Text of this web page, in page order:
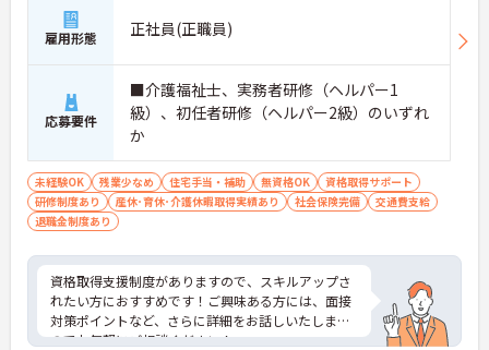
雇用形態 正社員(正職員)
応募要件
■介護福祉士、実務者研修（ヘルパー1
級）、初任者研修（ヘルパー2級）のいずれ
か
未経験OK 残業少なめ 住宅手当・補助 無資格OK
資格取得サポート
研修制度あり
産休･育休･介護休暇取得実績あり 社会保険完備
交通費支給
退職金制度あり
資格取得支援制度がありますので、スキルアップさ
れたい方におすすめです！ご興味ある方には、面接
対策ポイントなど、さらに詳細をお話しいたします
のでお気軽にご相談ください！